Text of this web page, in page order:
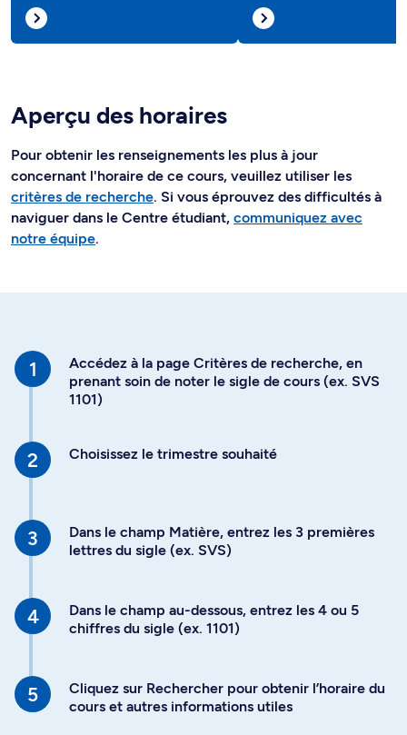
Aperçu des horaires
Pour obtenir les renseignements les plus à jour
concernant l'horaire de ce cours, veuillez utiliser les
critères de recherche. Si vous éprouvez des difficultés à
naviguer dans le Centre étudiant, communiquez avec
notre équipe.
Accédez à la page Critères de recherche, en
prenant soin de noter le sigle de cours (ex. SVS
1101)
Choisissez le trimestre souhaité
Dans le champ Matière, entrez les 3 premières
lettres du sigle (ex. SVS)
Dans le champ au-dessous, entrez les 4 ou 5
chiffres du sigle (ex. 1101)
Cliquez sur Rechercher pour obtenir l’horaire du
cours et autres informations utiles